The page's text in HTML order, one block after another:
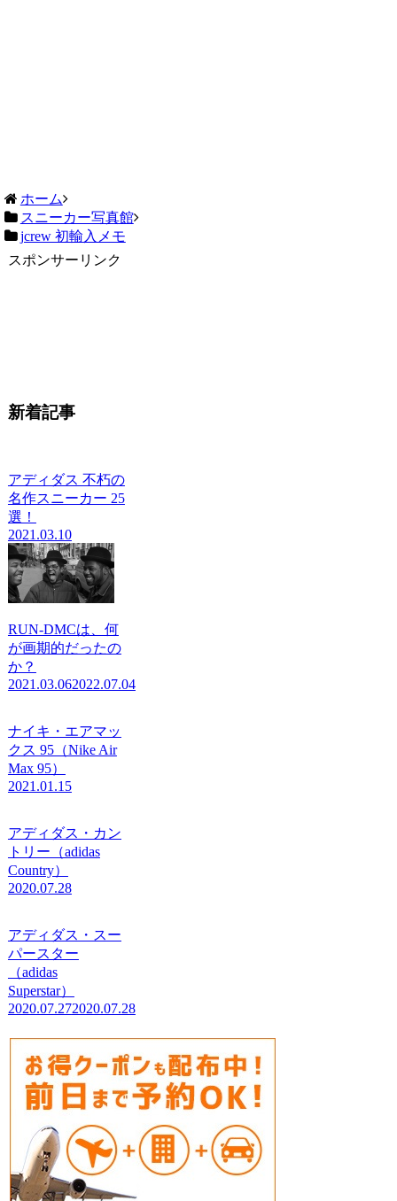
ホーム
スニーカー写真館
jcrew 初輸入メモ
スポンサーリンク
新着記事
アディダス 不朽の
名作スニーカー 25
選！
2021.03.10
RUN-DMCは、何
が画期的だったの
か？
2021.03.062022.07.04
ナイキ・エアマッ
クス 95（Nike Air
Max 95）
2021.01.15
アディダス・カン
トリー（adidas
Country）
2020.07.28
アディダス・スー
パースター
（adidas
Superstar）
2020.07.272020.07.28